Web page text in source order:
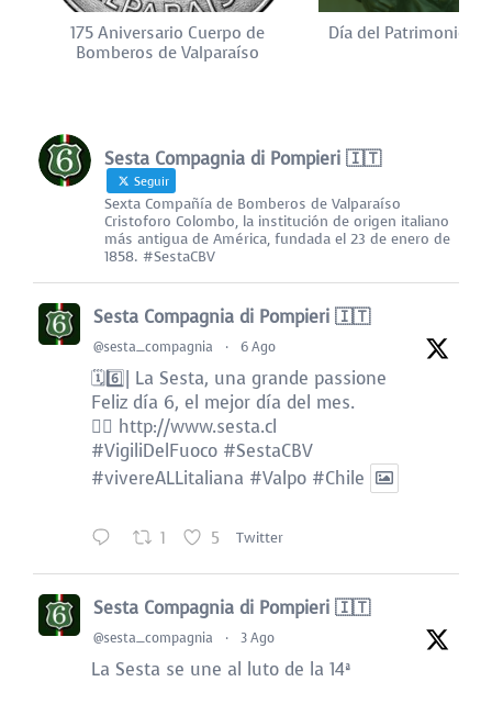
175 Aniversario Cuerpo de
Bomberos de Valparaíso
Día del Patrimonio
Sesta Compagnia di Pompieri 🇮🇹
Seguir
Sexta Compañía de Bomberos de Valparaíso
Cristoforo Colombo, la institución de origen italiano
más antigua de América, fundada el 23 de enero de
1858. #SestaCBV
Sesta Compagnia di Pompieri 🇮🇹
@sesta_compagnia · 6 Ago
🗓️6️⃣| La Sesta, una grande passione
Feliz día 6, el mejor día del mes.
👉🏻 http://www.sesta.cl
#VigiliDelFuoco #SestaCBV
#vivereALLitaliana #Valpo #Chile
1 5 Twitter
Sesta Compagnia di Pompieri 🇮🇹
@sesta_compagnia · 3 Ago
La Sesta se une al luto de la 14ª